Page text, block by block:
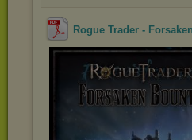
Rogue Trader -